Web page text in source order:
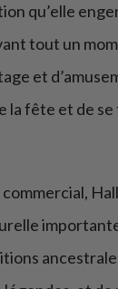
qu’elle
tout un
et
la fête et de
commercial,